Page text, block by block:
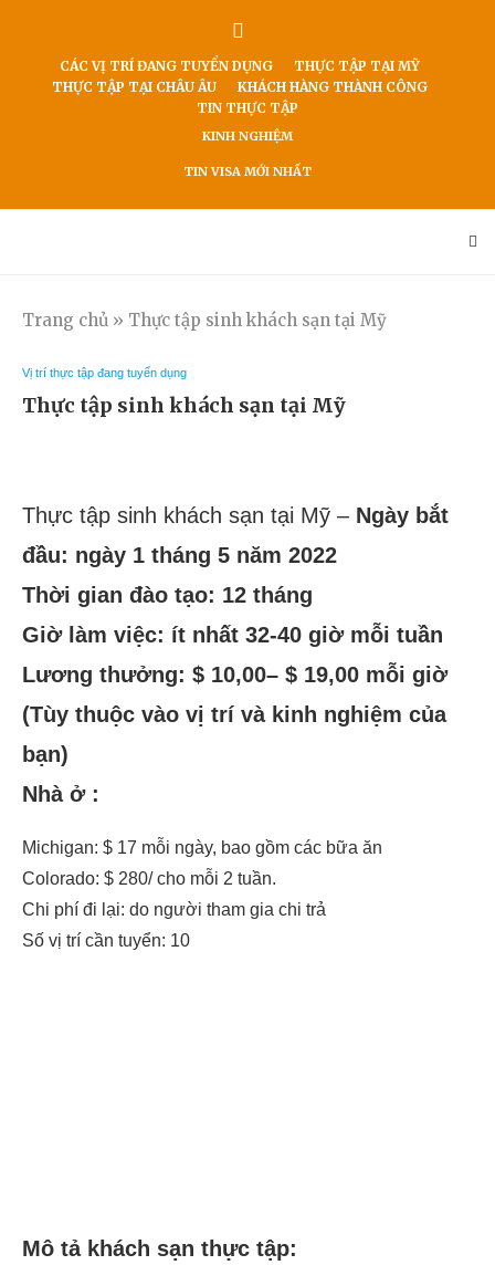
CÁC VỊ TRÍ ĐANG TUYỂN DỤNG
THỰC TẬP TẠI MỸ
THỰC TẬP TẠI CHÂU ÂU
KHÁCH HÀNG THÀNH CÔNG
TIN THỰC TẬP
KINH NGHIỆM
TIN VISA MỚI NHẤT
Trang chủ » Thực tập sinh khách sạn tại Mỹ
Vị trí thực tập đang tuyển dụng
Thực tập sinh khách sạn tại Mỹ
Thực tập sinh khách sạn tại Mỹ – Ngày bắt
đầu: ngày 1 tháng 5 năm 2022
Thời gian đào tạo: 12 tháng
Giờ làm việc: ít nhất 32-40 giờ mỗi tuần
Lương thưởng: $ 10,00– $ 19,00 mỗi giờ
(Tùy thuộc vào vị trí và kinh nghiệm của
bạn)
Nhà ở :
Michigan: $ 17 mỗi ngày, bao gồm các bữa ăn
Colorado: $ 280/ cho mỗi 2 tuần.
Chi phí đi lại: do người tham gia chi trả
Số vị trí cần tuyển: 10
Mô tả khách sạn thực tập: